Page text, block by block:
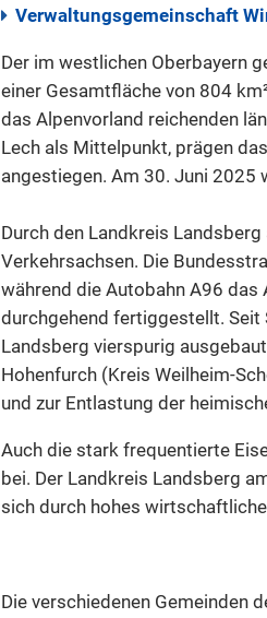
Verwaltungsgemeinschaft
Der im westlichen Oberbayern
einer Gesamtfläche von 804
das Alpenvorland reichenden
Lech als Mittelpunkt, prägen
angestiegen. Am 30. Juni 2025
Durch den Landkreis
Verkehrsachsen. Die
während die Autobahn A96
durchgehend fertiggestellt. Seit
Landsberg vierspurig
Hohenfurch (Kreis Weilheim-
und zur Entlastung der
Auch die stark frequentierte
bei. Der Landkreis Landsberg
sich durch hohes
Die verschiedenen Gemeinden